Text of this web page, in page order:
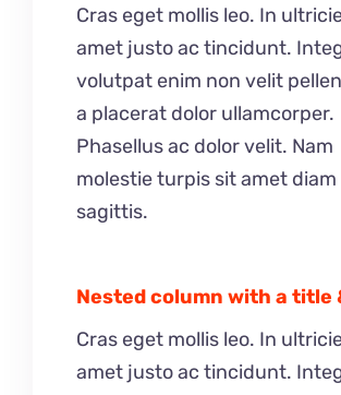
Cras eget mollis leo. In
amet justo ac tincidunt.
volutpat enim non velit
a placerat dolor ullamcorper.
Phasellus ac dolor velit. Nam
molestie turpis sit amet
sagittis.
Nested column with a title
Cras eget mollis leo. In
amet justo ac tincidunt.